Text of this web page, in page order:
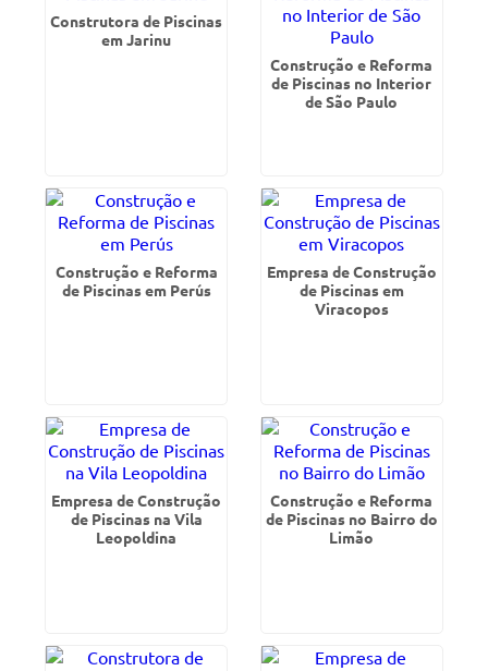
Construtora de Piscinas
em Jarinu
Construção e Reforma
de Piscinas no Interior
de São Paulo
Construção e Reforma
de Piscinas em Perús
Empresa de Construção
de Piscinas em
Viracopos
Empresa de Construção
de Piscinas na Vila
Leopoldina
Construção e Reforma
de Piscinas no Bairro do
Limão